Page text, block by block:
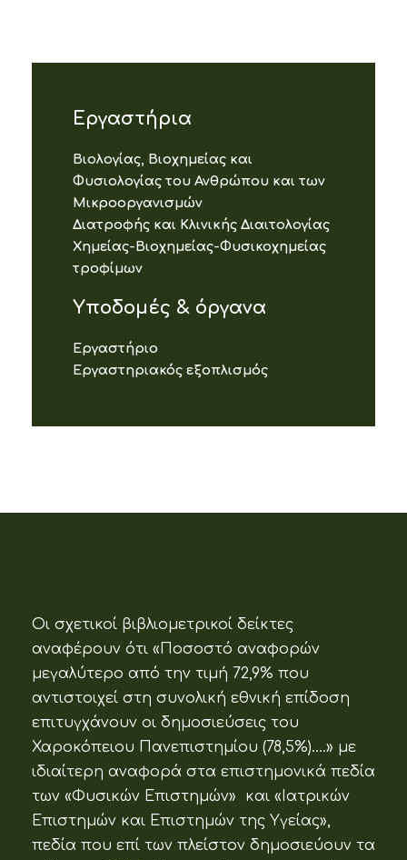
Εργαστήρια
Βιολογίας, Βιοχημείας και
Φυσιολογίας του Ανθρώπου και των
Μικροοργανισμών
Διατροφής και Κλινικής Διαιτολογίας
Χημείας-Βιοχημείας-Φυσικοχημείας
τροφίμων
Υποδομές & όργανα
Εργαστήριο
Εργαστηριακός εξοπλισμός
Οι σχετικοί βιβλιομετρικοί δείκτες
αναφέρουν ότι «Ποσοστό αναφορών
μεγαλύτερο από την τιμή 72,9% που
αντιστοιχεί στη συνολική εθνική επίδοση
επιτυγχάνουν οι δημοσιεύσεις του
Χαροκόπειου Πανεπιστημίου (78,5%)….» με
ιδιαίτερη αναφορά στα επιστημονικά πεδία
των «Φυσικών Επιστημών» και «Ιατρικών
Επιστημών και Επιστημών της Υγείας»,
πεδία που επί των πλείστον δημοσιεύουν τα